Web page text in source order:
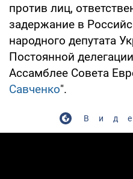
против лиц,
задержание в
народного депутата
Постоянной
Ассамблее Совета
Савченко".